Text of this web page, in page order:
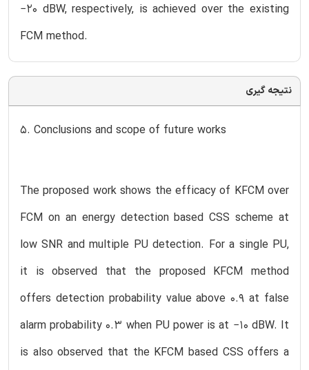
−20 dBW, respectively, is achieved over the existing
FCM method.
نتیجه گیری
5. Conclusions and scope of future works
The proposed work shows the efficacy of KFCM over
FCM on an energy detection based CSS scheme at
low SNR and multiple PU detection. For a single PU,
it is observed that the proposed KFCM method
offers detection probability value above 0.9 at false
alarm probability 0.3 when PU power is at −10 dBW. It
is also observed that the KFCM based CSS offers a